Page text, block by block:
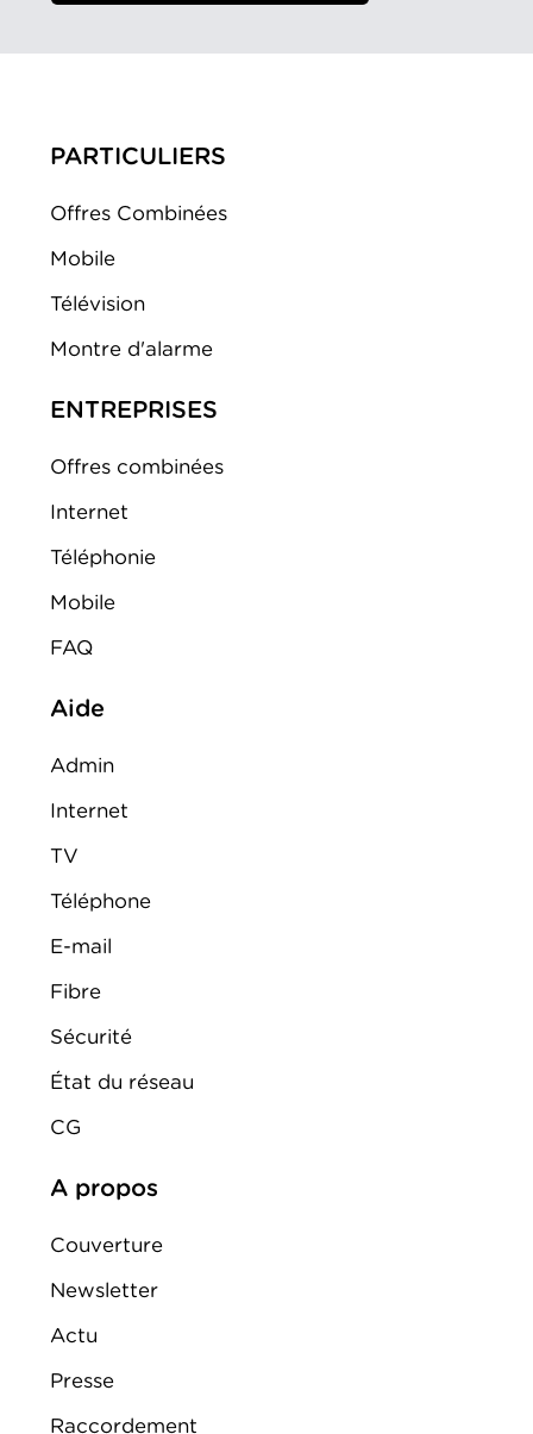
PARTICULIERS
Offres Combinées
Mobile
Télévision
Montre d'alarme
ENTREPRISES
Offres combinées
Internet
Téléphonie
Mobile
FAQ
Aide
Admin
Internet
TV
Téléphone
E-mail
Fibre
Sécurité
État du réseau
CG
A propos
Couverture
Newsletter
Actu
Presse
Raccordement